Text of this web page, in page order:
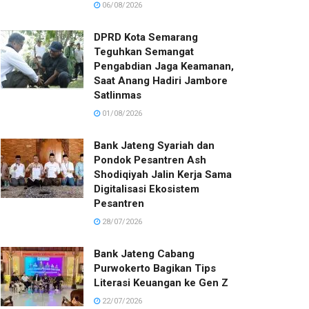
06/08/2026
DPRD Kota Semarang
Teguhkan Semangat
Pengabdian Jaga Keamanan,
Saat Anang Hadiri Jambore
Satlinmas
01/08/2026
Bank Jateng Syariah dan
Pondok Pesantren Ash
Shodiqiyah Jalin Kerja Sama
Digitalisasi Ekosistem
Pesantren
28/07/2026
Bank Jateng Cabang
Purwokerto Bagikan Tips
Literasi Keuangan ke Gen Z
22/07/2026